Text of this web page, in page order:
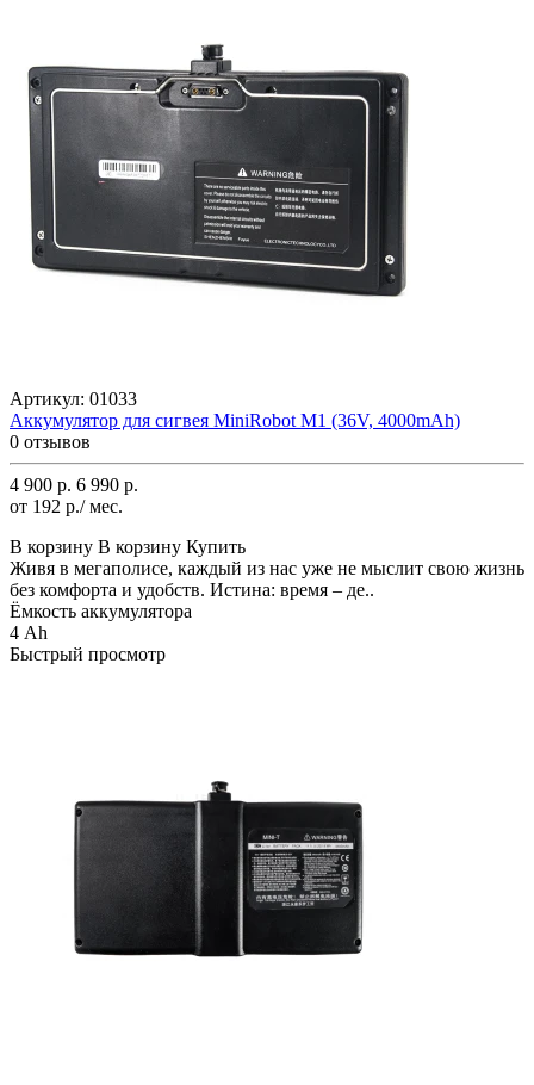
Артикул: 01033
Аккумулятор для сигвея MiniRobot M1 (36V, 4000mAh)
0 отзывов
4 900 р. 6 990 р.
от 192 р./ мес.
В корзину В корзину Купить
Живя в мегаполисе, каждый из нас уже не мыслит свою жизнь
без комфорта и удобств. Истина: время – де..
Ёмкость аккумулятора
4 Ah
Быстрый просмотр